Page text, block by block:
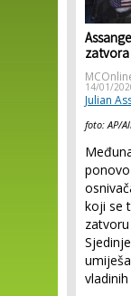
zatvora
14/01/
Julian
foto: AP/
koji se